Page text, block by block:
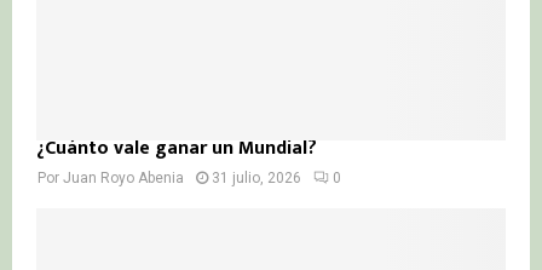
¿Cuánto vale ganar un Mundial?
Por Juan Royo Abenia 31 julio, 2026 0